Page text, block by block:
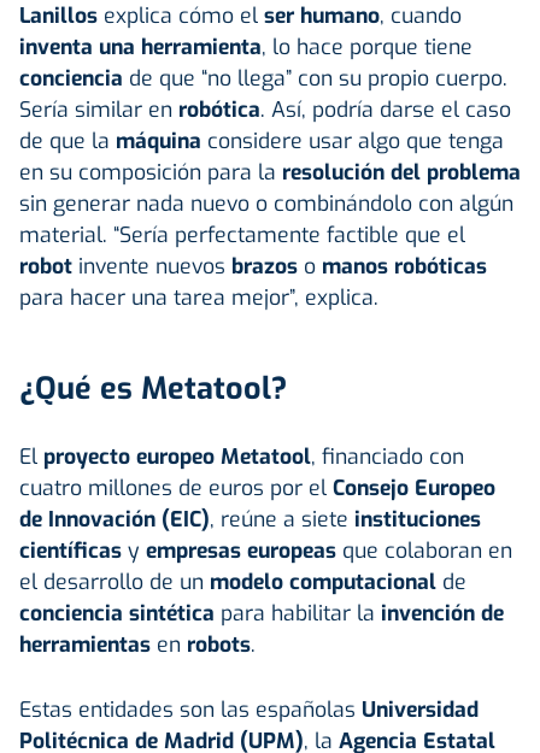
Lanillos explica cómo el ser humano, cuando
inventa una herramienta, lo hace porque tiene
conciencia de que “no llega” con su propio cuerpo.
Sería similar en robótica. Así, podría darse el caso
de que la máquina considere usar algo que tenga
en su composición para la resolución del problema
sin generar nada nuevo o combinándolo con algún
material. “Sería perfectamente factible que el
robot invente nuevos brazos o manos robóticas
para hacer una tarea mejor”, explica.
¿Qué es Metatool?
El proyecto europeo Metatool, financiado con
cuatro millones de euros por el Consejo Europeo
de Innovación (EIC), reúne a siete instituciones
científicas y empresas europeas que colaboran en
el desarrollo de un modelo computacional de
conciencia sintética para habilitar la invención de
herramientas en robots.
Estas entidades son las españolas Universidad
Politécnica de Madrid (UPM), la Agencia Estatal